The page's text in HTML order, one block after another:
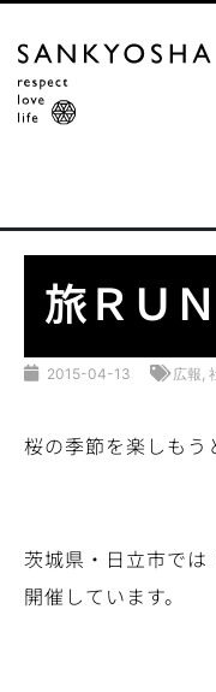
旅ＲＵ
2015-04-13 広報,
桜の季節を楽しもう
茨城県・日立市では
開催しています。